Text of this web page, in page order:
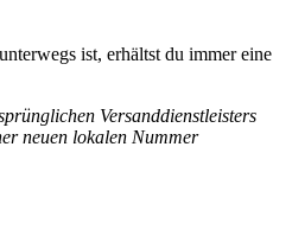
ist, erhältst du immer eine
Versanddienstleisters
neuen lokalen Nummer